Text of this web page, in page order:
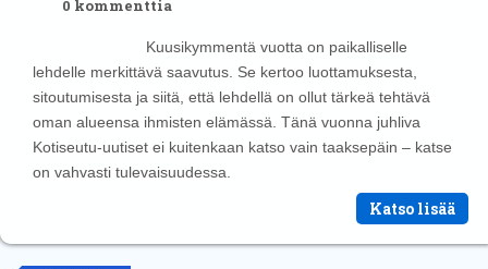
0 kommenttia
Kuusikymmentä vuotta on paikalliselle
lehdelle merkittävä saavutus. Se kertoo luottamuksesta,
sitoutumisesta ja siitä, että lehdellä on ollut tärkeä tehtävä
oman alueensa ihmisten elämässä. Tänä vuonna juhliva
Kotiseutu-uutiset ei kuitenkaan katso vain taaksepäin – katse
on vahvasti tulevaisuudessa.
Katso lisää